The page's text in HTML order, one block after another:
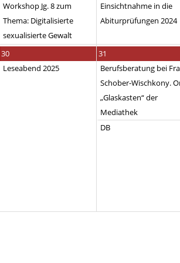
Workshop Jg. 8 zum
Thema: Digitalisierte
sexualisierte Gewalt
Einsichtnahme in die
Abiturprüfungen 2024
30
Leseabend 2025
31
Berufsberatung bei
Schober-Wischkony.
„Glaskasten“ der
Mediathek
DB